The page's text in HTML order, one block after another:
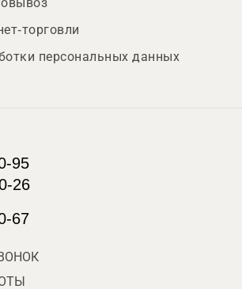
торговли
персональных данных
95
26
67